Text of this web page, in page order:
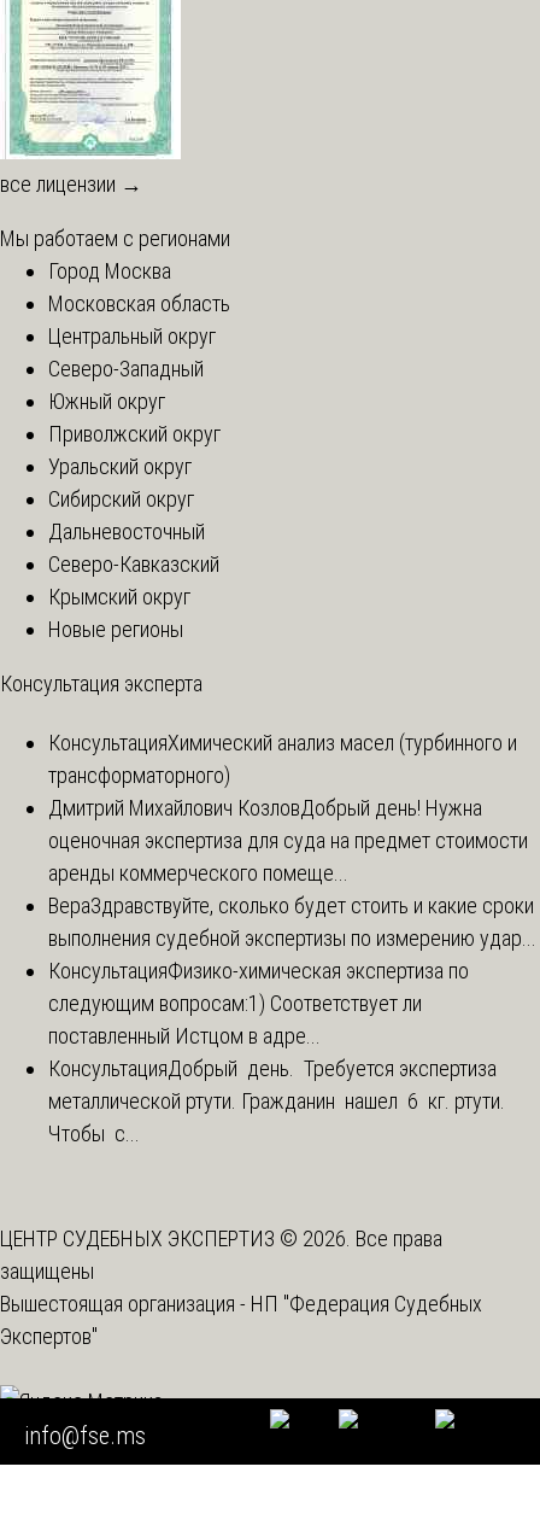
все лицензии →
Мы работаем с регионами
Город Москва
Московская область
Центральный округ
Северо-Западный
Южный округ
Приволжский округ
Уральский округ
Сибирский округ
Дальневосточный
Северо-Кавказский
Крымский округ
Новые регионы
Консультация эксперта
КонсультацияХимический анализ масел (турбинного и
трансформаторного)
Дмитрий Михайлович КозловДобрый день! Нужна
оценочная экспертиза для суда на предмет стоимости
аренды коммерческого помеще...
ВераЗдравствуйте, сколько будет стоить и какие сроки
выполнения судебной экспертизы по измерению удар...
КонсультацияФизико-химическая экспертиза по
следующим вопросам:1) Соответствует ли
поставленный Истцом в адре...
КонсультацияДобрый день. Требуется экспертиза
металлической ртути. Гражданин нашел 6 кг. ртути.
Чтобы с...
ЦЕНТР СУДЕБНЫХ ЭКСПЕРТИЗ © 2026. Все права
защищены
Вышестоящая организация - НП "Федерация Судебных
Экспертов"
info@fse.ms